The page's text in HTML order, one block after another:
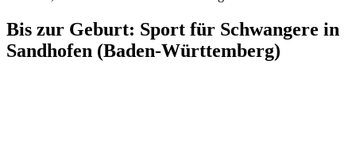
Bis zur Geburt: Sport für Schwangere in
Sandhofen (Baden-Württemberg)